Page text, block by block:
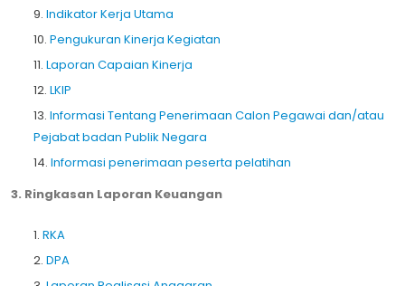
9. Indikator Kerja Utama
10. Pengukuran Kinerja Kegiatan
11. Laporan Capaian Kinerja
12. LKIP
13. Informasi Tentang Penerimaan Calon Pegawai dan/atau
Pejabat badan Publik Negara
14. Informasi penerimaan peserta pelatihan
3. Ringkasan Laporan Keuangan
1. RKA
2. DPA